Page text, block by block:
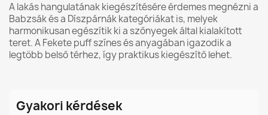
A lakás hangulatának kiegészítésére érdemes megnézni a
Babzsákés a Díszpárnákkategóriákat is, melyek
harmonikusan egészítik ki a szőnyegek által kialakított
teret. AFekete puffszínes és anyagában igazodik a
legtöbb belső térhez, így praktikus kiegészítő lehet.
Gyakori kérdések